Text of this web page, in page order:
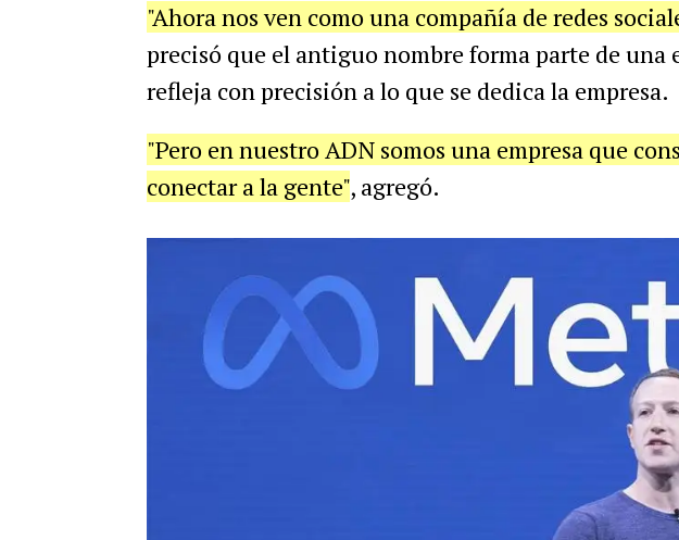
"Ahora nos ven como una compañía de redes
precisó que el antiguo nombre forma parte de una
refleja con precisión a lo que se dedica la empresa.
"Pero en nuestro ADN somos una empresa que
conectar a la gente", agregó.